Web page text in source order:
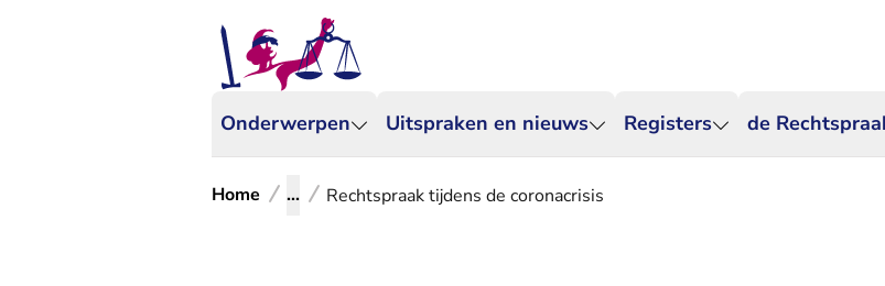
Onderwerpen Uitspraken en nieuws Registers de
Home ... Rechtspraak tijdens de coronacrisis